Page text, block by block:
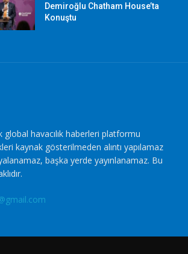
Demiroğlu Chatham House’ta
Konuştu
havacılık haberleri platformu
kaynak gösterilmeden alıntı yapılamaz
başka yerde yayınlanamaz. Bu